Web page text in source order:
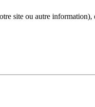
site ou autre information),